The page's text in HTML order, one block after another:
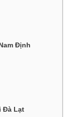
Định
Đà Lạt